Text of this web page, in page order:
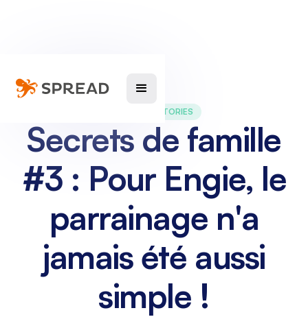
SUCCESS STORIES
Secrets de famille
#3 : Pour Engie, le
parrainage n'a
jamais été aussi
simple !